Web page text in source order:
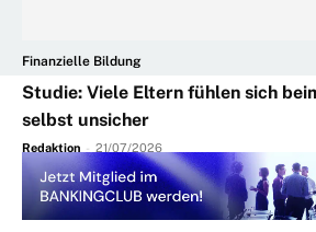
Finanzielle Bildung
Studie: Viele Eltern fühlen sich
selbst unsicher
Redaktion - 21/07/2026